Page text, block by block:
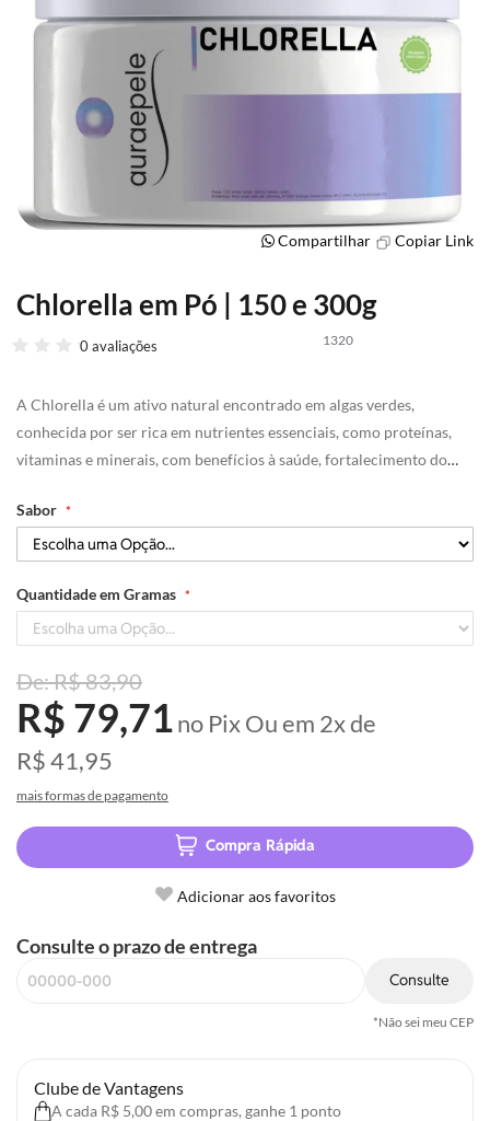
Chlorella em Pó | 150 e 300g
1320
0 avaliações
A Chlorella é um ativo natural encontrado em algas verdes,
conhecida por ser rica em nutrientes essenciais, como proteínas,
vitaminas e minerais, com benefícios à saúde, fortalecimento do
Sabor
Quantidade em Gramas
R$ 83,90
R$ 79,71no PixOu em 2xde
R$ 41,95
mais formas de pagamento
Compra Rápida
Adicionar aos favoritos
Consulte o prazo de entrega
Consulte
*Não sei meu CEP
Clube de Vantagens
A cada R$ 5,00 em compras, ganhe 1 ponto
Compartilhar Copiar Link
Saltar
para
Galeria
de
imagens